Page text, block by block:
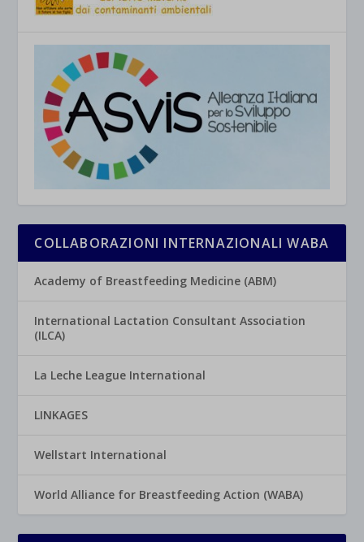
COLLABORAZIONI INTERNAZIONALI WABA
Academy of Breastfeeding Medicine (ABM)
International Lactation Consultant Association
(ILCA)
La Leche League International
LINKAGES
Wellstart International
World Alliance for Breastfeeding Action (WABA)